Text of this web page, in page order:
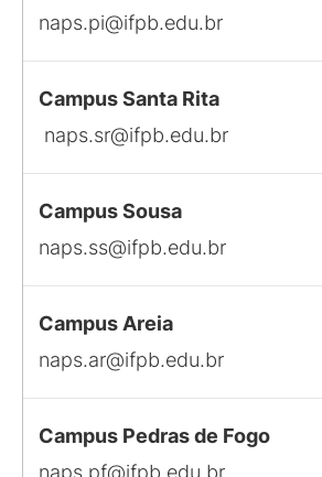
naps.pi@ifpb.edu.br
Campus Santa Rita
naps.sr@ifpb.edu.br
Campus Sousa
naps.ss@ifpb.edu.br
Campus Areia
naps.ar@ifpb.edu.br
Campus Pedras de Fogo